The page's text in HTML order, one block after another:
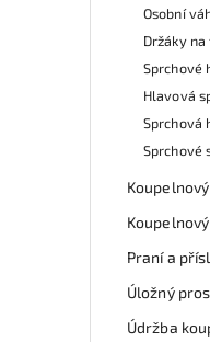
Osobní
Držáky na
Sprchové
Hlavová
Sprchová
Sprchové
Praní a
Úložný
Údržba